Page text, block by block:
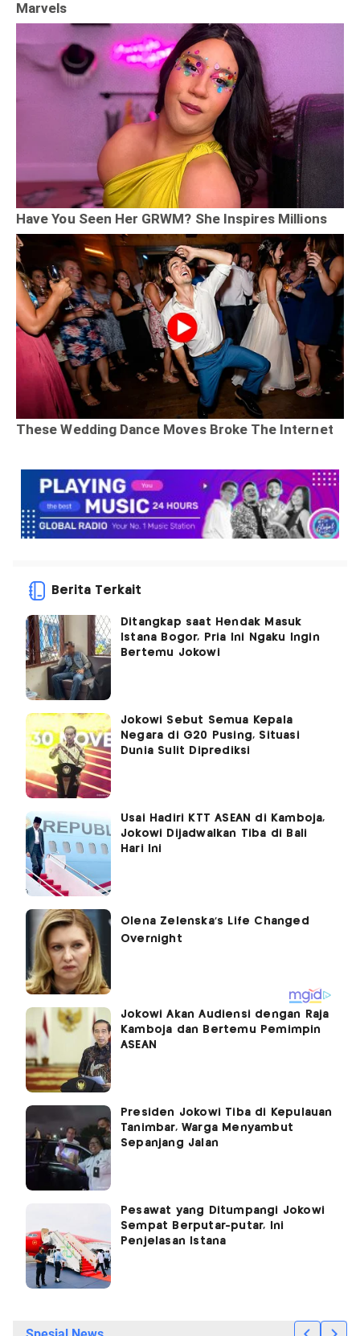
Berita Terkait
Ditangkap saat Hendak Masuk
Istana Bogor, Pria Ini Ngaku Ingin
Bertemu Jokowi
Jokowi Sebut Semua Kepala
Negara di G20 Pusing, Situasi
Dunia Sulit Diprediksi
Usai Hadiri KTT ASEAN di Kamboja,
Jokowi Dijadwalkan Tiba di Bali
Hari Ini
Jokowi Akan Audiensi dengan Raja
Kamboja dan Bertemu Pemimpin
ASEAN
Presiden Jokowi Tiba di Kepulauan
Tanimbar, Warga Menyambut
Sepanjang Jalan
Pesawat yang Ditumpangi Jokowi
Sempat Berputar-putar, Ini
Penjelasan Istana